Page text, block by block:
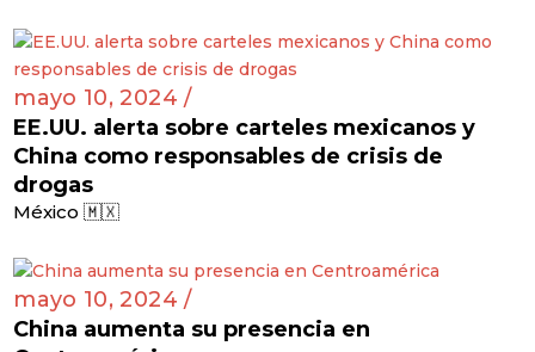
mayo 10, 2024 /
EE.UU. alerta sobre carteles mexicanos y
China como responsables de crisis de
drogas
México 🇲🇽
mayo 10, 2024 /
China aumenta su presencia en